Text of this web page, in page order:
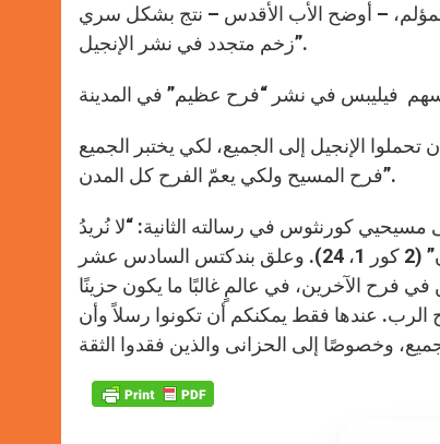
– أوضح الأب الأقدس – نتج بشكل سري
زخم متجدد في نشر الإنجيل”.
تحملوا الإنجيل إلى الجميع، لكي يختبر الجميع
فرح المسيح ولكي يعمّ الفرح كل المدن”.
مسيحيي كورنثوس في رسالته الثانية: “لا نُريدُ
التَّحَكُّمَ في إِيمانِكم، بل نَحنُ نُساهِمُ في فَرَحِكُم، فأَنتُم مِن حَيثُ الإِيمانُ ثابِتون” (2 كور 1، 24). وعلق بندكتس السادس عشر
فرح الآخرين، في عالمٍ غالبًا ما يكون حزينًا
عندها فقط يمكنكم أن تكونوا رسلاً وأن